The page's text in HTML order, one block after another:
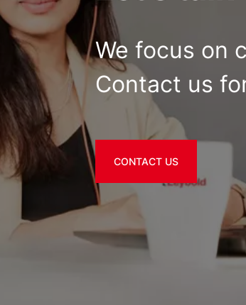
We focus on
Contact us
CONTACT US